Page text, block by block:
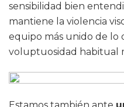
sensibilidad bien
mantiene la violencia
equipo más unido de lo
voluptuosidad habitual